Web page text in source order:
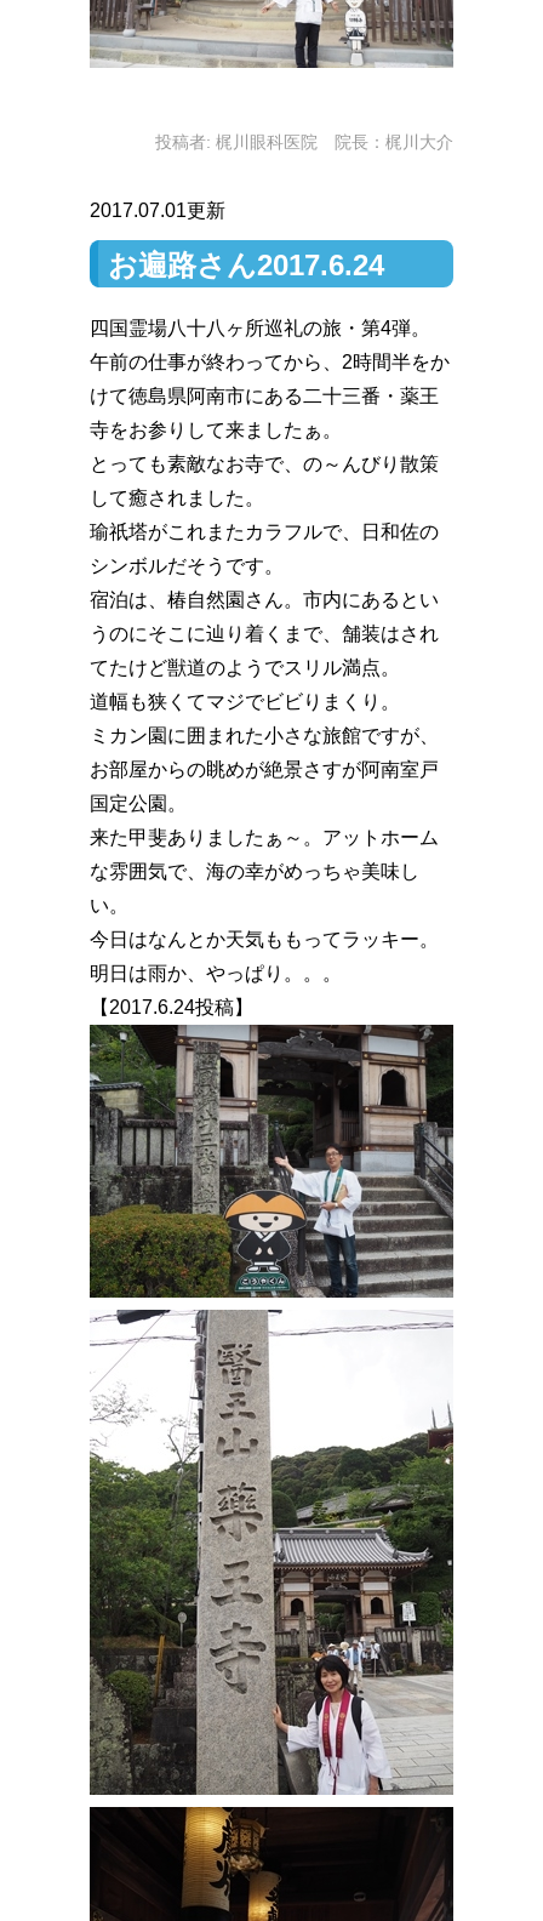
投稿者: 梶川眼科医院 院長：梶川大介
2017.07.01更新
お遍路さん2017.6.24
四国霊場八十八ヶ所巡礼の旅・第4弾。
午前の仕事が終わってから、2時間半をか
けて徳島県阿南市にある二十三番・薬王
寺をお参りして来ましたぁ。
とっても素敵なお寺で、の～んびり散策
して癒されました。
瑜祇塔がこれまたカラフルで、日和佐の
シンボルだそうです。
宿泊は、椿自然園さん。市内にあるとい
うのにそこに辿り着くまで、舗装はされ
てたけど獣道のようでスリル満点。
道幅も狭くてマジでビビりまくり。
ミカン園に囲まれた小さな旅館ですが、
お部屋からの眺めが絶景さすが阿南室戸
国定公園。
来た甲斐ありましたぁ～。アットホーム
な雰囲気で、海の幸がめっちゃ美味し
い。
今日はなんとか天気ももってラッキー。
明日は雨か、やっぱり。。。
【2017.6.24投稿】